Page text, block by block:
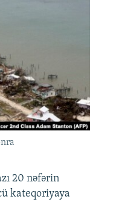
20 nəfərin
kateqoriyaya